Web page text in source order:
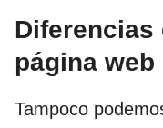
Diferencias
página web
Tampoco